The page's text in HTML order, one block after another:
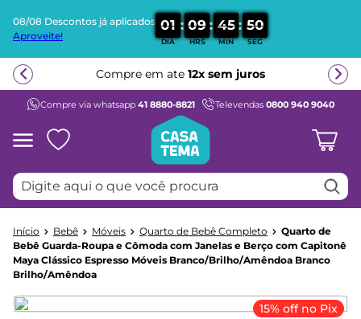
08/08 Descontos já aplicados
Aproveite!
01
DIA
: 09
HRS
: 45
MIN
: 50
SEG
Compre em ate 12x sem juros
Compre via whatsapp 41 8880-8821 Televendas 0800 940 9040
Digite aqui o que você procura
Bebê Móveis Quarto de Bebê Completo
Quarto de
Bebê Guarda-Roupa e Cômoda com Janelas e Berço com Capitonê
Maya Clássico Espresso Móveis Branco/Brilho/Amêndoa Branco
Brilho/Amêndoa
15% off no Pix
1º
guarda roupa
3º
bicama
º
escrivaninha
6º
petit
7º
cama infantil
8º
treliche
10º cama solteiro